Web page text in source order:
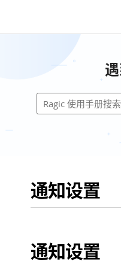
通知设置
通知设置